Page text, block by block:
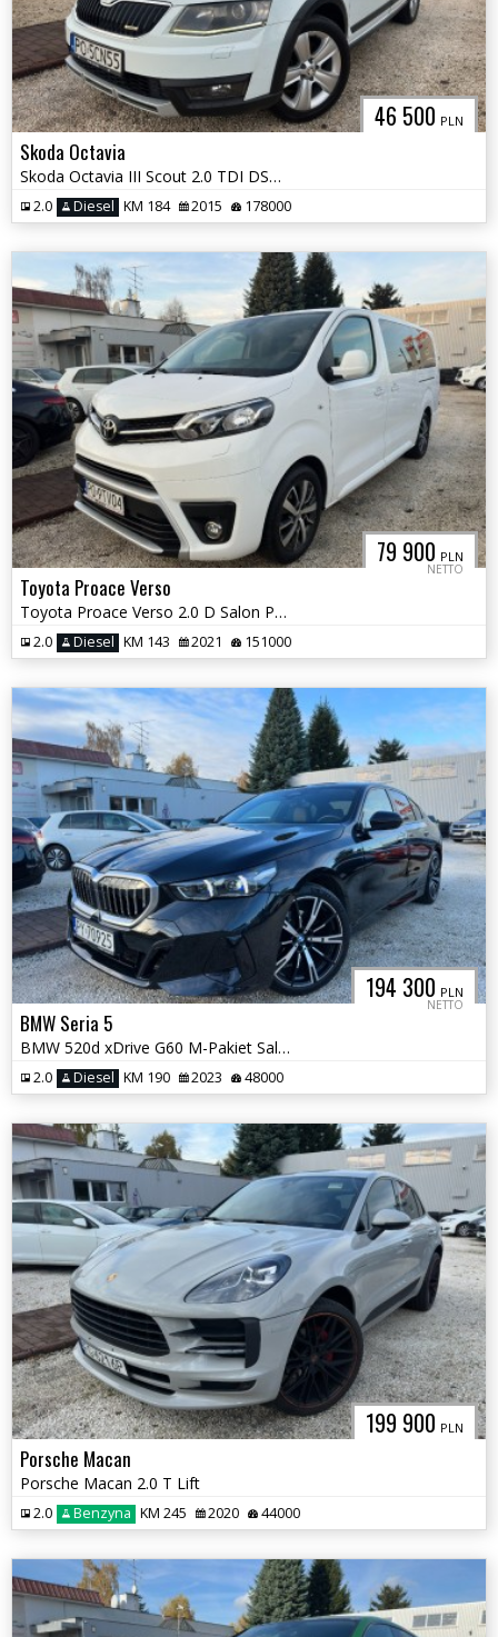
46 500 PLN
Skoda Octavia
Skoda Octavia III Scout 2.0 TDI DSG 4x4
2.0 Diesel KM 184 2015 178000
79 900 PLN
NETTO
Toyota Proace Verso
Toyota Proace Verso 2.0 D Salon Polska vat 23% Extra Long
2.0 Diesel KM 143 2021 151000
194 300 PLN
NETTO
BMW Seria 5
BMW 520d xDrive G60 M-Pakiet Salon Polska Vat 23%
2.0 Diesel KM 190 2023 48000
199 900 PLN
Porsche Macan
Porsche Macan 2.0 T Lift
2.0 Benzyna KM 245 2020 44000